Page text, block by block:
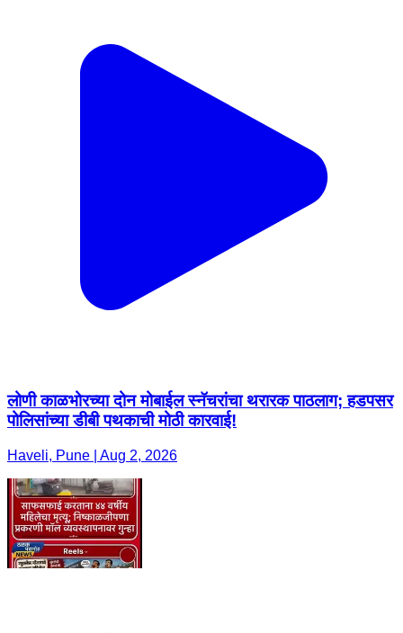
लोणी काळभोरच्या दोन मोबाईल स्नॅचरांचा थरारक पाठलाग; हडपसर
पोलिसांच्या डीबी पथकाची मोठी कारवाई!
Haveli, Pune | Aug 2, 2026